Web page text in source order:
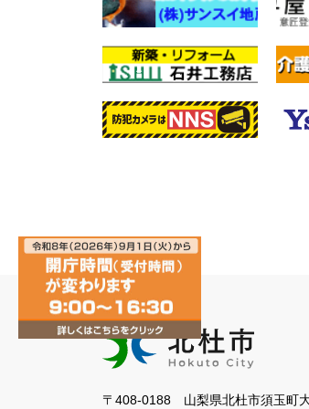
〒408-0188 山梨県北杜市須玉町